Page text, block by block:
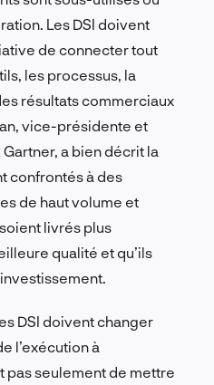
Les DSI doivent
de connecter tout
les processus, la
résultats commerciaux
vice-présidente et
a bien décrit la
confrontés à des
de haut volume et
livrés plus
qualité et qu’ils
DSI doivent changer
l’exécution à
pas seulement de mettre